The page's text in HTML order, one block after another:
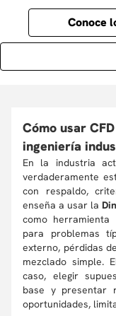
Conoce
Cómo usar
ingeniería
En la industria
verdaderamente
con respaldo,
enseña a usar la
como
para problemas
externo, pérdidas
mezclado simple.
caso, elegir
base y presentar
oportunidades,